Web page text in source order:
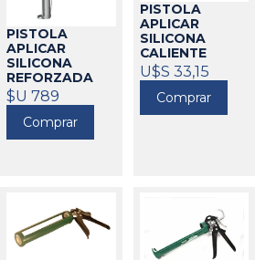
PISTOLA
APLICAR
SILICONA
REFORZADA
TRUPER
$U 789
Comprar
PISTOLA
APLICAR
SILICONA
CALIENTE
220W INGCO
17050
U$S 33,15
Comprar